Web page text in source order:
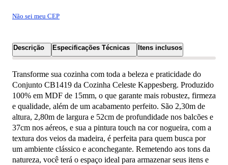
Não sei meu CEP
Descrição Especificações Técnicas Itens inclusos
Transforme sua cozinha com toda a beleza e praticidade do
Conjunto CB1419 da Cozinha Celeste Kappesberg. Produzido
100% em MDF de 15mm, o que garante mais robustez, firmeza
e qualidade, além de um acabamento perfeito. São 2,30m de
altura, 2,80m de largura e 52cm de profundidade nos balcões e
37cm nos aéreos, e sua a pintura touch na cor nogueira, com a
textura dos veios da madeira, é perfeita para quem busca por
um ambiente clássico e aconchegante. Remetendo aos tons da
natureza, você terá o espaço ideal para armazenar seus itens e